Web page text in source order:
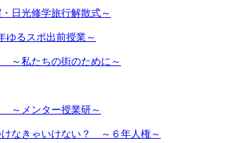
光修学旅行解散式～
るスポ出前授業～
私たちの街のために～
メンター授業研～
けなきゃいけない？ ～６年人権～